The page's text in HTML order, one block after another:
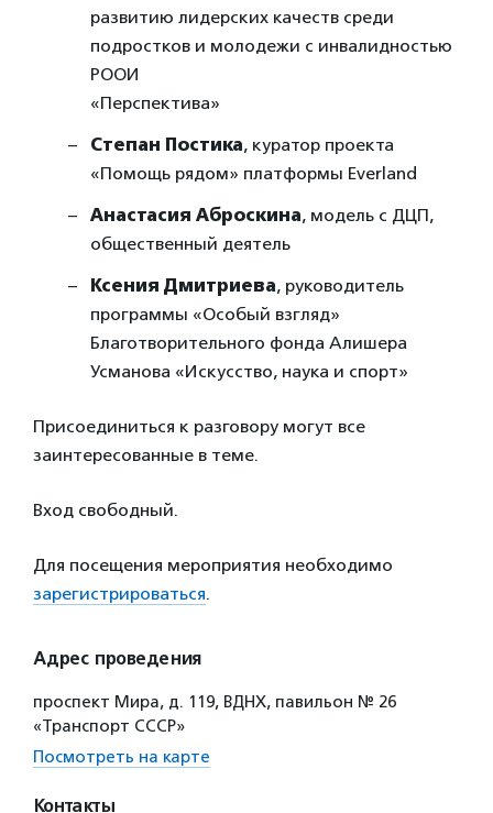
развитию лидерских качеств среди
подростков и молодежи с инвалидностью
РООИ
«Перспектива»
Степан Постика, куратор проекта
«Помощь рядом» платформы Everland
Анастасия Аброскина, модель с ДЦП,
общественный деятель
Ксения Дмитриева, руководитель
программы «Особый взгляд»
Благотворительного фонда Алишера
Усманова «Искусство, наука и спорт»
Присоединиться к разговору могут все
заинтересованные в теме.
Вход свободный.
Для посещения мероприятия необходимо
зарегистрироваться.
Адрес проведения
проспект Мира, д. 119, ВДНХ, павильон № 26
«Транспорт СССР»
Посмотреть на карте
Контакты